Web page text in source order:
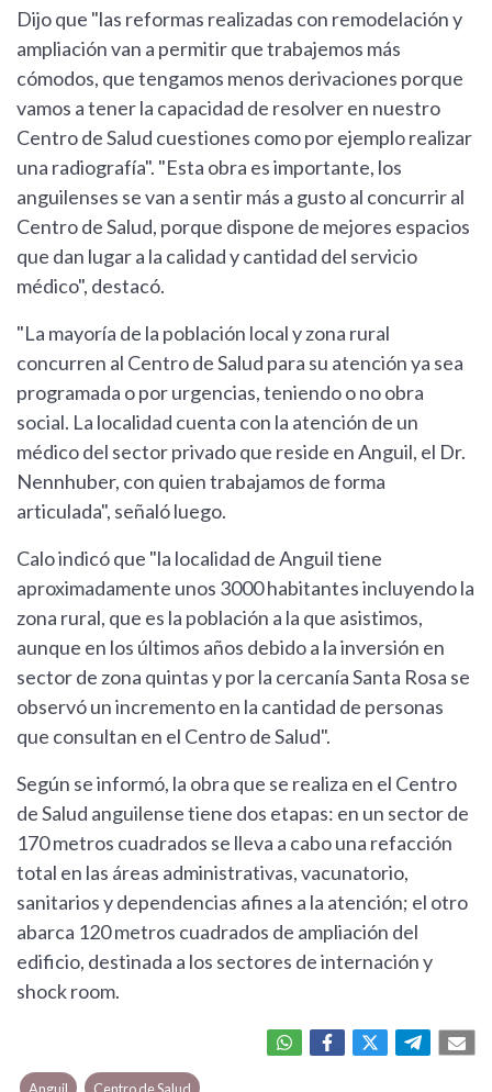
Dijo que "las reformas realizadas con remodelación y
ampliación van a permitir que trabajemos más
cómodos, que tengamos menos derivaciones porque
vamos a tener la capacidad de resolver en nuestro
Centro de Salud cuestiones como por ejemplo realizar
una radiografía". "Esta obra es importante, los
anguilenses se van a sentir más a gusto al concurrir al
Centro de Salud, porque dispone de mejores espacios
que dan lugar a la calidad y cantidad del servicio
médico", destacó.
"La mayoría de la población local y zona rural
concurren al Centro de Salud para su atención ya sea
programada o por urgencias, teniendo o no obra
social. La localidad cuenta con la atención de un
médico del sector privado que reside en Anguil, el Dr.
Nennhuber, con quien trabajamos de forma
articulada", señaló luego.
Calo indicó que "la localidad de Anguil tiene
aproximadamente unos 3000 habitantes incluyendo la
zona rural, que es la población a la que asistimos,
aunque en los últimos años debido a la inversión en
sector de zona quintas y por la cercanía Santa Rosa se
observó un incremento en la cantidad de personas
que consultan en el Centro de Salud".
Según se informó, la obra que se realiza en el Centro
de Salud anguilense tiene dos etapas: en un sector de
170 metros cuadrados se lleva a cabo una refacción
total en las áreas administrativas, vacunatorio,
sanitarios y dependencias afines a la atención; el otro
abarca 120 metros cuadrados de ampliación del
edificio, destinada a los sectores de internación y
shock room.